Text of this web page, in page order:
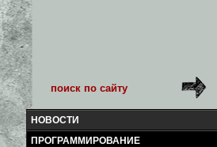
НОВОСТИ
ПРОГРАММИРОВАНИЕ